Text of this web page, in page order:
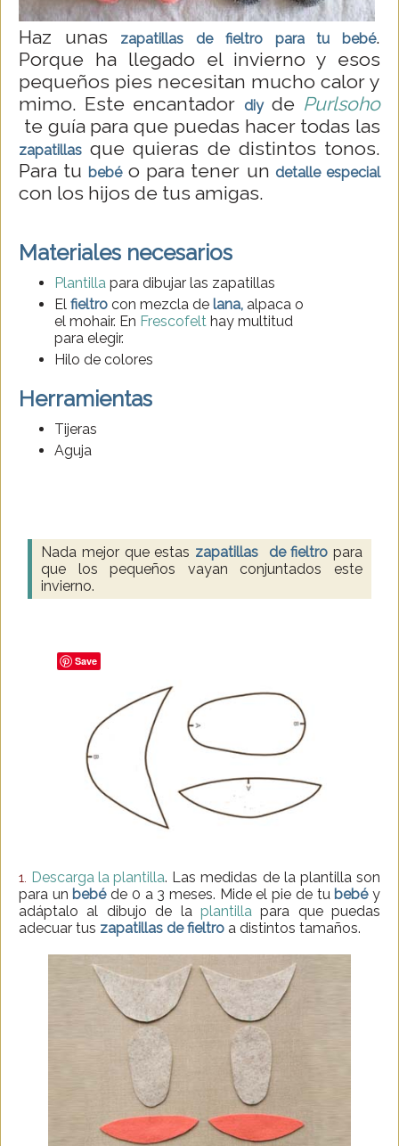
Haz unas zapatillas de fieltro para tu bebé.
Porque ha llegado el invierno y esos
pequeños pies necesitan mucho calor y
mimo. Este encantador diyde Purlsoho
te guía para que puedas hacer todas las
zapatillas que quieras de distintos tonos.
Para tu bebé o para tener un detalle especial
con los hijos de tus amigas.
Materiales necesarios
Plantilla para dibujar las zapatillas
El fieltro con mezcla de lana, alpaca o
el mohair. En Frescofelt hay multitud
para elegir.
Hilo de colores
Herramientas
Tijeras
Aguja
Nada mejor que estas zapatillas de fieltro para
que los pequeños vayan conjuntados este
invierno.
1. Descarga la plantilla. Las medidas de la plantilla son
para un bebéde 0 a 3 meses. Mide el pie de tu bebéy
adáptalo al dibujo de la plantilla para que puedas
adecuar tus zapatillas de fieltro a distintos tamaños.
Save